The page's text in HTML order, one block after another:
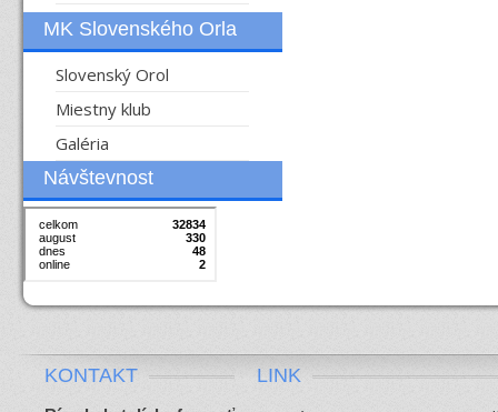
MK Slovenského Orla
Slovenský Orol
Miestny klub
Galéria
Návštevnost
KONTAKT
LINK